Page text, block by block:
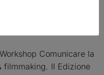
Comunicare la
filmmaking. II Edizione